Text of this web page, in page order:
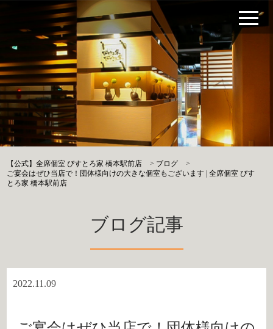
【公式】全席個室 びすとろ家 橋本駅前店 > ブログ
>
ご宴会はぜひ当店で！団体様向けの大きな個室もございます | 全席個室 びす
とろ家 橋本駅前店
ブログ記事
2022.11.09